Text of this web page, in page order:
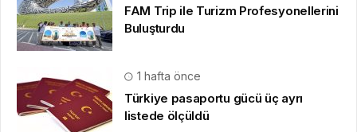
FAM Trip ile Turizm Profesyonellerini
Buluşturdu
1 hafta önce
Türkiye pasaportu gücü üç ayrı
listede ölçüldü